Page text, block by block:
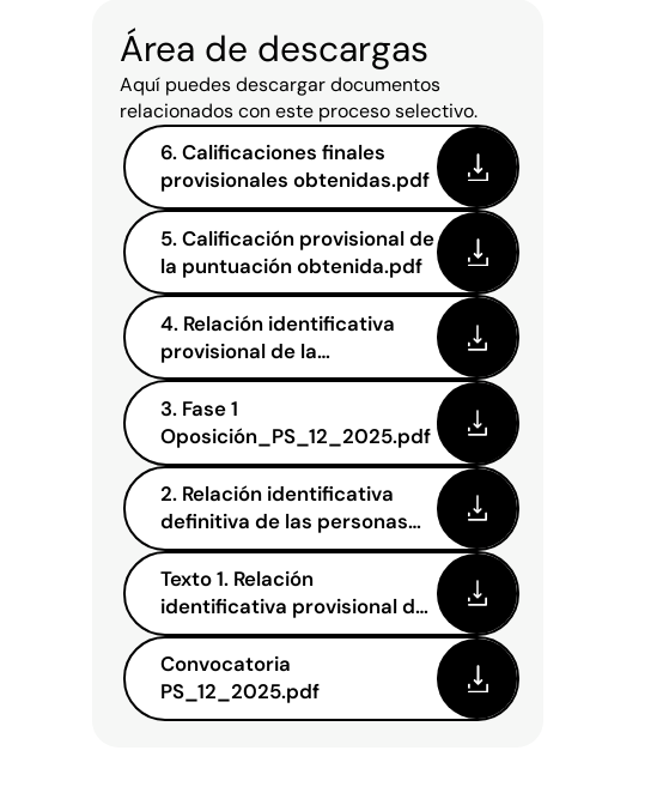
Área de descargas
Aquí puedes descargar documentos
relacionados con este proceso selectivo.
6. Calificaciones finales
provisionales obtenidas.pdf
5. Calificación provisional de
la puntuación obtenida.pdf
4. Relación identificativa
provisional de la
puntuación.pdf
3. Fase 1
Oposición_PS_12_2025.pdf
2. Relación identificativa
definitiva de las personas
precandidatas_PS_12_202
5 .pdf
Texto 1. Relación
identificativa provisional de
las personas
precandidatas.pdf
Convocatoria
PS_12_2025.pdf